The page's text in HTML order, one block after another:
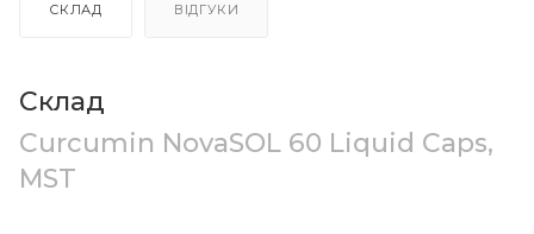
СКЛАД ВІДГУКИ
Склад
Curcumin NovaSOL 60 Liquid Caps,
MST